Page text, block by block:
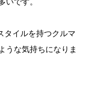
いです。
タイルを持つクルマ
うな気持ちになりま